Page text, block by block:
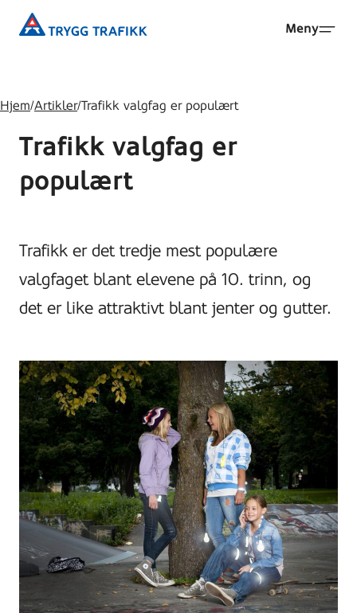
Trygg
Meny
Hjem/Artikler/Trafikk valgfag er populært
Trafikk valgfag er
populært
Trafikk er det tredje mest populære
valgfaget blant elevene på 10. trinn, og
det er like attraktivt blant jenter og gutter.